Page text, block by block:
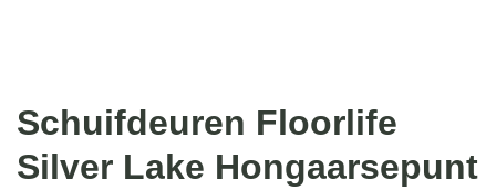
Schuifdeuren Floorlife
Silver Lake Hongaarsepunt